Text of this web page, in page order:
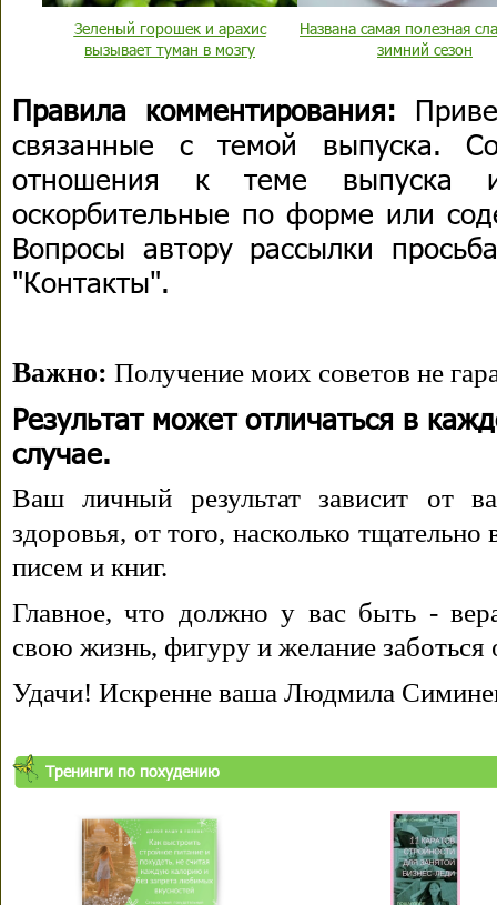
Зеленый горошек и арахис
вызывает туман в мозгу
Названа самая полезная
зимний сезон
Правила комментирования:
связанные с темой выпуска.
отношения к теме выпуска
оскорбительные по форме или
Вопросы автору рассылки
"Контакты".
Важно: Получение моих советов не
Результат может отличаться в
случае.
Ваш личный результат зависит от
здоровья, от того, насколько
писем и книг.
Главное, что должно у вас быть -
свою жизнь, фигуру и желание заботься
Удачи! Искренне ваша Людмила
Тренинги по похудению